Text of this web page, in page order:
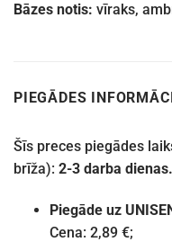
Bāzes notis: vīraks,
PIEGĀDES
Šīs preces piegādes
brīža): 2-3 darba dienas.
Piegāde uz
Cena: 2,89 €;